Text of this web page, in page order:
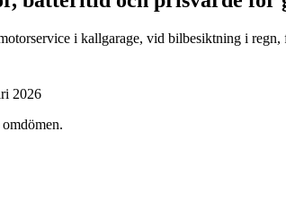
i kallgarage, vid bilbesiktning i
2026